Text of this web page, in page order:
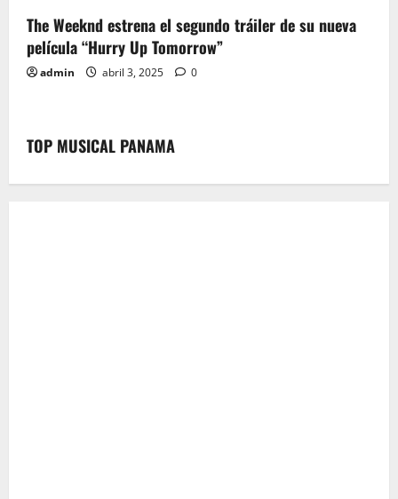
The Weeknd estrena el segundo tráiler de su nueva
película “Hurry Up Tomorrow”
admin abril 3, 2025 0
TOP MUSICAL PANAMA